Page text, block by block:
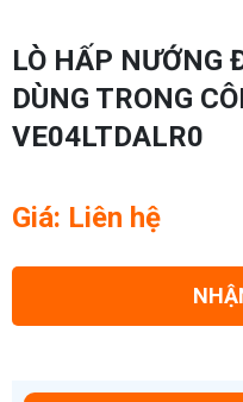
LÒ HẤP NƯỚNG
DÙNG TRONG
VE04LTDALR0
Giá: Liên hệ